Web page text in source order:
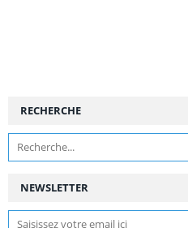
NEWSLETTER
RECHERCHE